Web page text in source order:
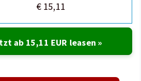
€ 15,11
ab 15,11 EUR leasen »